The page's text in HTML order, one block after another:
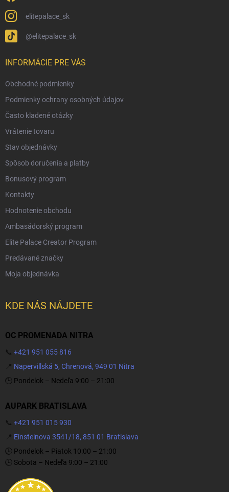
elitepalace_sk
@elitepalace_sk
INFORMÁCIE PRE VÁS
Obchodné podmienky
Podmienky ochrany osobných údajov
Často kladené otázky
Vrátenie tovaru
Stav objednávky
Spôsob doručenia a platby
Bonusový program
Kontakty
Hodnotenie obchodu
Ambasádorský program
Elite Palace Creator Program
Predávané značky
Moja objednávka
KDE NÁS NÁJDETE
OC PROMENADA NITRA
📞 +421 951 055 816
📍 Napervillská 5, Chrenová, 949 01 Nitra
🕒 Pondelok – Nedeľa 9:00 – 21:00
AUPARK BRATISLAVA
📞 +421 951 015 930
📍 Einsteinova 3541/18, 851 01 Bratislava
🕒 Pondelok – Piatok 10:00 – 21:00
🕒 Sobota – Nedeľa 9:00 – 21:00